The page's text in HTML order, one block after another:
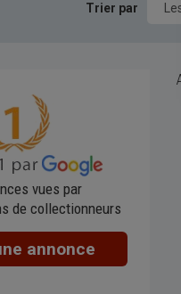
Trier par
vues par
de collectionneurs
annonce